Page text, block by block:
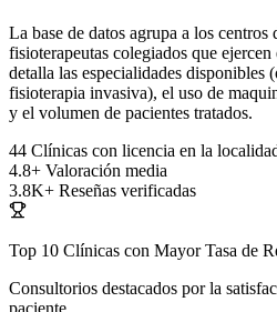
La base de datos agrupa a los
fisioterapeutas colegiados que
detalla las especialidades disponibles
fisioterapia invasiva), el uso de
y el volumen de pacientes tratados.
44 Clínicas con licencia en la
4.8+ Valoración media
3.8K+ Reseñas verificadas
Top 10 Clínicas con Mayor Tasa de
Consultorios destacados por la